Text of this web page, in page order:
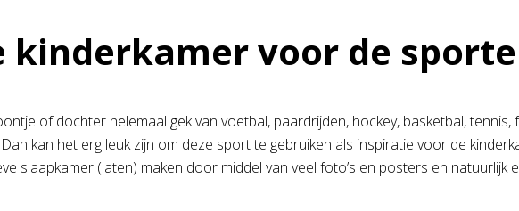
kinderkamer voor de
of dochter helemaal gek van voetbal, paardrijden, hockey, basketbal,
kan het erg leuk zijn om deze sport te gebruiken als inspiratie voor de
slaapkamer (laten) maken door middel van veel foto’s en posters en natuurlijk